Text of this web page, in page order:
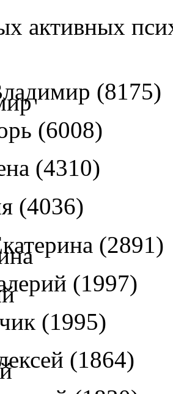
активных
(8175)
(6008)
(4310)
(4036)
(2891)
(1997)
(1995)
(1864)